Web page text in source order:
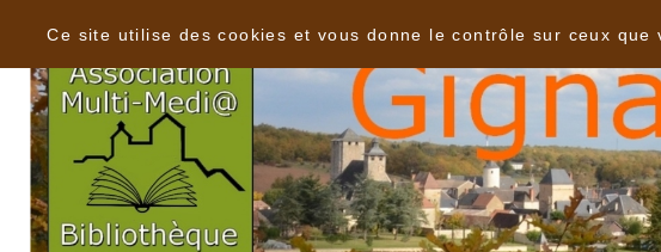
Ce site utilise des cookies et vous donne le contrôle sur ceux que